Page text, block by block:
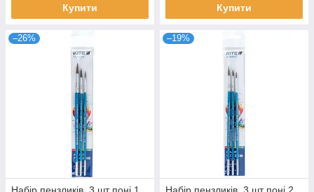
Купити Купити
–26% –19%